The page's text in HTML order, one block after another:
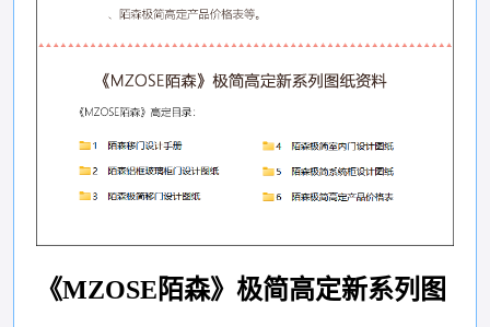
《MZOSE陌森》极简高定新系列图